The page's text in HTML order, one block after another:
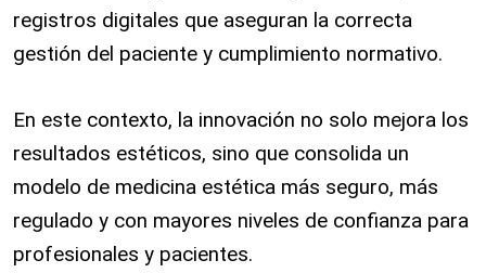
registros digitales que aseguran la correcta
gestión del paciente y cumplimiento normativo.
En este contexto, la innovación no solo mejora los
resultados estéticos, sino que consolida un
modelo de medicina estética más seguro, más
regulado y con mayores niveles de confianza para
profesionales y pacientes.